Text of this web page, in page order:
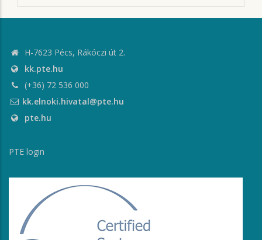
H-7623 Pécs, Rákóczi út 2.
kk.pte.hu
(+36) 72 536 000
kk.elnoki.hivatal@pte.hu
pte.hu
PTE login